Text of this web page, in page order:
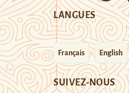
LANGUES
Français English
SUIVEZ-NOUS